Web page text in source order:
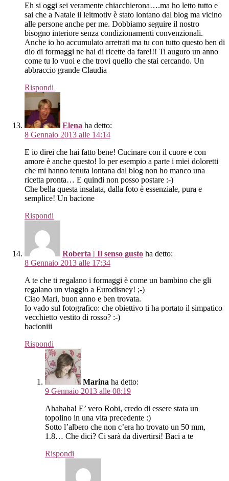
Eh si oggi sei veramente chiacchierona….ma ho letto tutto e
sai che a Natale il leitmotiv è stato lontano dal blog ma vicino
alle persone anche per me. Dobbiamo seguire il nostro
bisogno interiore senza condizionamenti convenzionali.
Anche io ho accumulato arretrati ma tu con tutto questo ben di
dio di formaggi ne hai di ricette da fare!!! Ti auguro un anno
come tu lo vuoi e che trovi quello che stai cercando. Un
abbraccio grande Claudia
Rispondi
Elena ha detto:
8 Gennaio 2013 alle 14:14
E io direi che hai fatto bene! Cucinare con il cuore e con
amore è anche questo! Io per esempio a parte i miei doloretti
che mi hanno tenuta lontana dal blog non ho manco una
ricetta pronta… E quindi non posso postare :-)
Che bella questa insalata, dalla foto è essenziale, pura e
semplice! Un bacione
Rispondi
Roberta | Il senso gusto ha detto:
8 Gennaio 2013 alle 17:34
A te che ti regalano i formaggi è come un bambino che gli
regalano un viaggio a Eurodisney! ;-)
Ciao Mari, buon anno e ben trovata.
Io vado sul fotografico: che obiettivo ti ha portato il simpatico
vecchietto vestito di rosso? :-)
bacioniii
Rispondi
Marina ha detto:
9 Gennaio 2013 alle 08:19
Ahahaha! E’ vero Robi, credo di essere stata un
topolino in una vita precedente :)
Sotto l’albero che non c’era ho trovato un 50 mm,
1.8… Che dici? Ci sarà da divertirsi! Baci a te
Rispondi